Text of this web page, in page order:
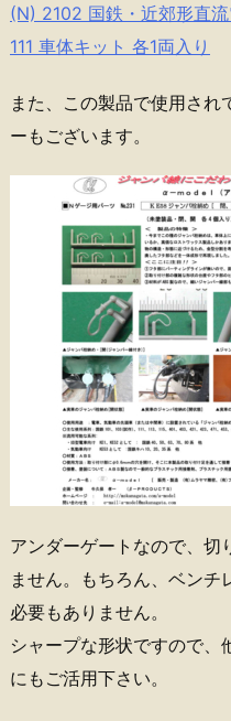
(N) 2102 国鉄・近郊形直
111 車体キット 各1両入り
また、この製品で使用され
ーもございます。
アンダーゲートなので、切
ません。もちろん、ベンチ
必要もありません。
シャープな形状ですので、
にもご活用下さい。